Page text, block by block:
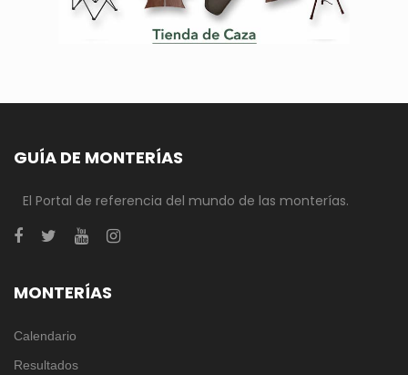
GUÍA DE MONTERÍAS
El Portal de referencia del mundo de las monterías.
MONTERÍAS
Calendario
Resultados